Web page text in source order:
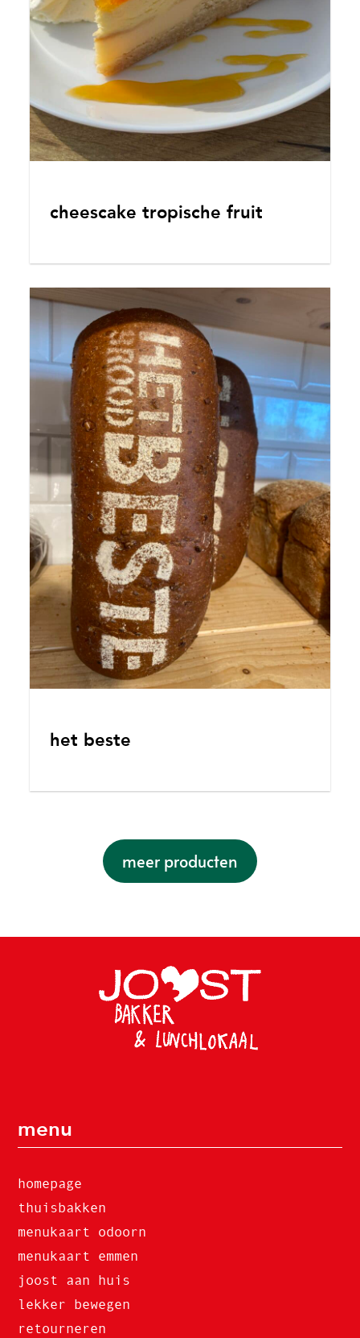
cheescake tropische fruit
het beste
meer producten
menu
homepage
thuisbakken
menukaart odoorn
menukaart emmen
joost aan huis
lekker bewegen
retourneren